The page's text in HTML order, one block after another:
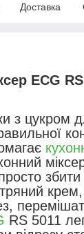
Доставка
ECG
з цукром
RS 5011